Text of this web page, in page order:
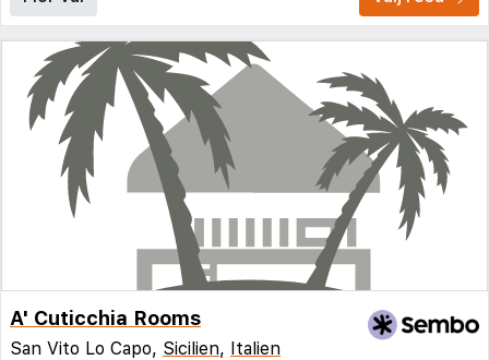
A' Cuticchia Rooms
San Vito Lo Capo, Sicilien, Italien